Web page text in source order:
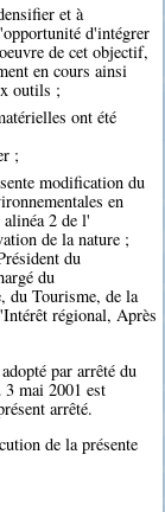
et à
d'intégrer
de cet objectif,
en cours ainsi
outils ;
ont été
;
modification du
en
2 de l'
de la nature ;
du
du
du Tourisme, de la
régional, Après
par arrêté du
mai 2001 est
arrêté.
de la présente